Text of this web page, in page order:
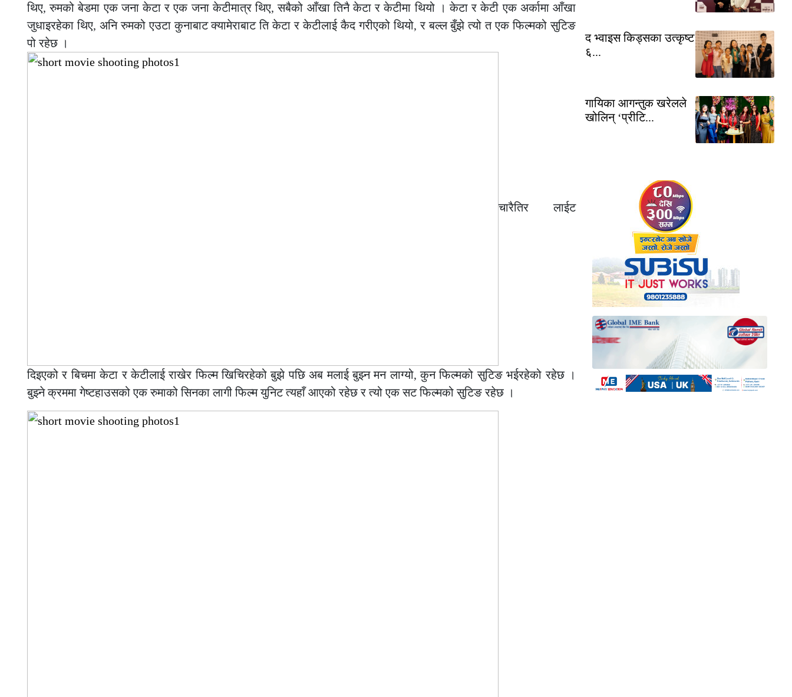
थिए, रुमको बेडमा एक जना केटा र एक जना केटीमात्र थिए, सबैको आँखा तिनै केटा र केटीमा थियो । केटा र केटी एक अर्कामा आँखा
जुधाइरहेका थिए, अनि रुमको एउटा कुनाबाट क्यामेराबाट ति केटा र केटीलाई कैद गरीएको थियो, र बल्ल बुँझे त्यो त एक फिल्मको सुटिङ
पो रहेछ ।
चारैतिर लाईट
दिइएको र बिचमा केटा र केटीलाई राखेर फिल्म खिचिरहेको बुझे पछि अब मलाई बुझ्न मन लाग्यो, कुन फिल्मको सुटिङ भईरहेको रहेछ ।
बुझ्ने क्रममा गेष्टहाउसको एक रुमाको सिनका लागी फिल्म युनिट त्यहाँ आएको रहेछ र त्यो एक सट फिल्मको सुटिङ रहेछ ।
द भ्वाइस किड्सका उत्कृष्ट
६...
गायिका आगन्तुक खरेलले
खोलिन् ‘प्रीटि...